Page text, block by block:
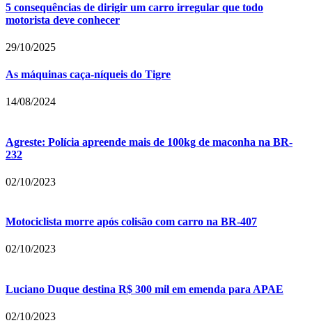
5 consequências de dirigir um carro irregular que todo
motorista deve conhecer
29/10/2025
As máquinas caça-níqueis do Tigre
14/08/2024
Agreste: Polícia apreende mais de 100kg de maconha na BR-
232
02/10/2023
Motociclista morre após colisão com carro na BR-407
02/10/2023
Luciano Duque destina R$ 300 mil em emenda para APAE
02/10/2023